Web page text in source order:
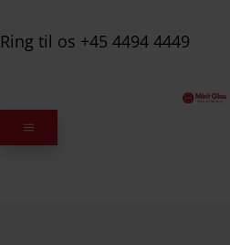
Ring til os +45 4494 4449